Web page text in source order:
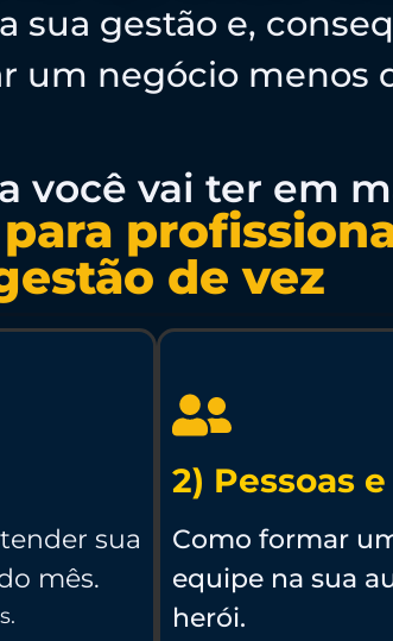
sua gestão e,
um negócio menos
você vai ter em
de vez
sua
mês.
2) Pessoas
Como formar
equipe na sua
herói.